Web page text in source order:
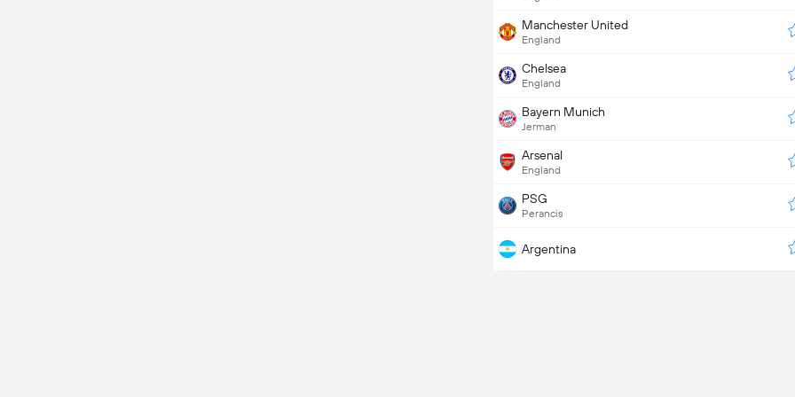
Manchester United
England
Chelsea
England
Bayern Munich
Jerman
Arsenal
England
PSG
Perancis
Argentina